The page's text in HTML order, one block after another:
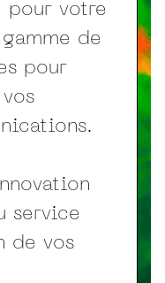
pour votre
de
pour
service
de vos